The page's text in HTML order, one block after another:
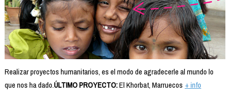
Realizar proyectos humanitarios, es el modo de agradecerle al mundo lo
que nos ha dado.ÚLTIMO PROYECTO:El Khorbat, Marruecos + info